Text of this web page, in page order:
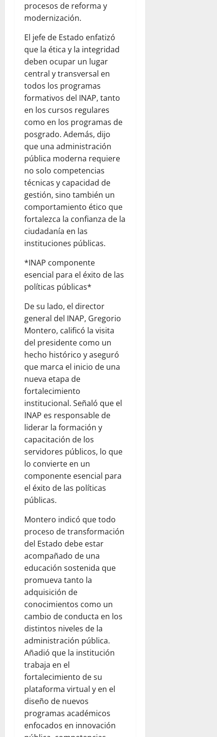
procesos de reforma y
modernización.
El jefe de Estado enfatizó
que la ética y la integridad
deben ocupar un lugar
central y transversal en
todos los programas
formativos del INAP, tanto
en los cursos regulares
como en los programas de
posgrado. Además, dijo
que una administración
pública moderna requiere
no solo competencias
técnicas y capacidad de
gestión, sino también un
comportamiento ético que
fortalezca la confianza de la
ciudadanía en las
instituciones públicas.
*INAP componente
esencial para el éxito de las
políticas públicas*
De su lado, el director
general del INAP, Gregorio
Montero, calificó la visita
del presidente como un
hecho histórico y aseguró
que marca el inicio de una
nueva etapa de
fortalecimiento
institucional. Señaló que el
INAP es responsable de
liderar la formación y
capacitación de los
servidores públicos, lo que
lo convierte en un
componente esencial para
el éxito de las políticas
públicas.
Montero indicó que todo
proceso de transformación
del Estado debe estar
acompañado de una
educación sostenida que
promueva tanto la
adquisición de
conocimientos como un
cambio de conducta en los
distintos niveles de la
administración pública.
Añadió que la institución
trabaja en el
fortalecimiento de su
plataforma virtual y en el
diseño de nuevos
programas académicos
enfocados en innovación